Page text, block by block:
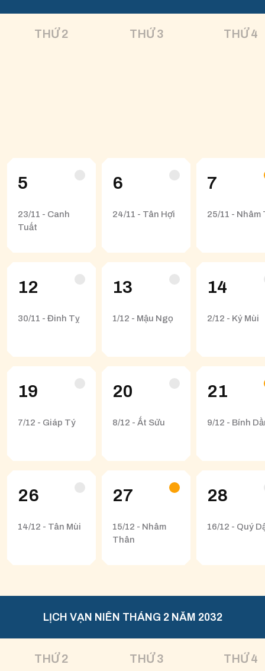
THỨ 2 THỨ 3 THỨ 4
5
23/11 - Canh
Tuất
6
24/11 - Tân Hợi
7
25/11 - Nhâm
12
30/11 - Đinh Tỵ
13
1/12 - Mậu Ngọ
14
2/12 - Kỷ Mùi
19
7/12 - Giáp Tý
20
8/12 - Ất Sửu
21
9/12 - Bính
26
14/12 - Tân Mùi
27
15/12 - Nhâm
Thân
28
16/12 - Quý
LỊCH VẠN NIÊN THÁNG 2 NĂM 2032
THỨ 2 THỨ 3 THỨ 4